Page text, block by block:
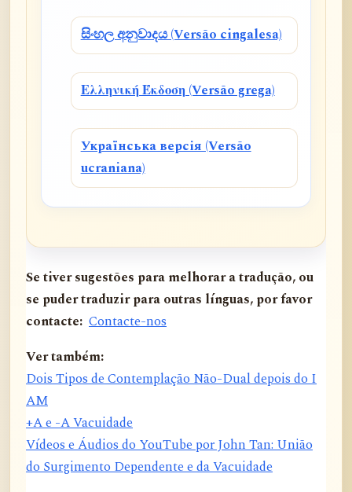
සිංහල අනුවාදය (Versão cingalesa)
Ελληνική Έκδοση (Versão grega)
Українська версія (Versão
ucraniana)
Se tiver sugestões para melhorar a tradução, ou
se puder traduzir para outras línguas, por favor
contacte: Contacte-nos
Ver também:
Dois Tipos de Contemplação Não-Dual depois do I
AM
+A e -A Vacuidade
Vídeos e Áudios do YouTube por John Tan: União
do Surgimento Dependente e da Vacuidade